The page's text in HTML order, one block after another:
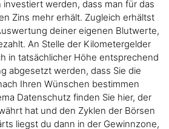
investiert werden, dass man für das
Zins mehr erhält. Zugleich erhältst
deiner eigenen Blutwerte,
An Stelle der Kilometergelder
in tatsächlicher Höhe entsprechend
abgesetzt werden, dass Sie die
Ihren Wünschen bestimmen
Datenschutz finden Sie hier, der
hat und den Zyklen der Börsen
liegst du dann in der Gewinnzone,